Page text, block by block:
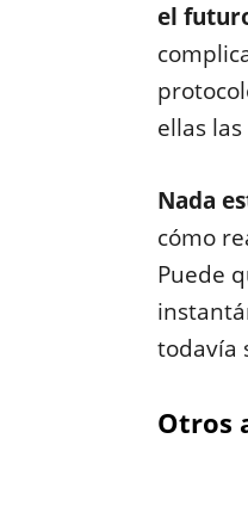
el
ellas
Nada
cómo
Puede
todavía
Otros